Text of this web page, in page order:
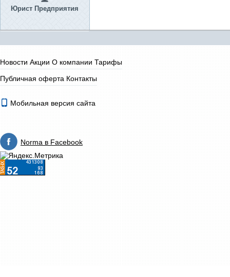
Юрист Предприятия
Новости Акции О компании Тарифы
Публичная оферта Контакты
Мобильная версия сайта
Norma в Facebook